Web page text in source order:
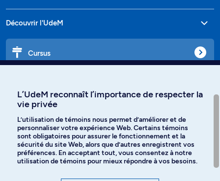
Découvrir l'UdeM
Cursus
Langues
Facebook Instagram
L’UdeM reconnaît l’importance de respecter la
vie privée
L’utilisation de témoins nous permet d’améliorer et de
personnaliser votre expérience Web. Certains témoins
sont obligatoires pour assurer le fonctionnement et la
sécurité du site Web, alors que d’autres enregistrent vos
préférences. En acceptant tout, vous consentez à notre
utilisation de témoins pour mieux répondre à vos besoins.